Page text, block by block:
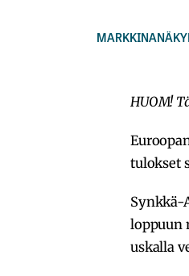
HUOM!
tulokset
Synkkä-
loppuun
uskalla